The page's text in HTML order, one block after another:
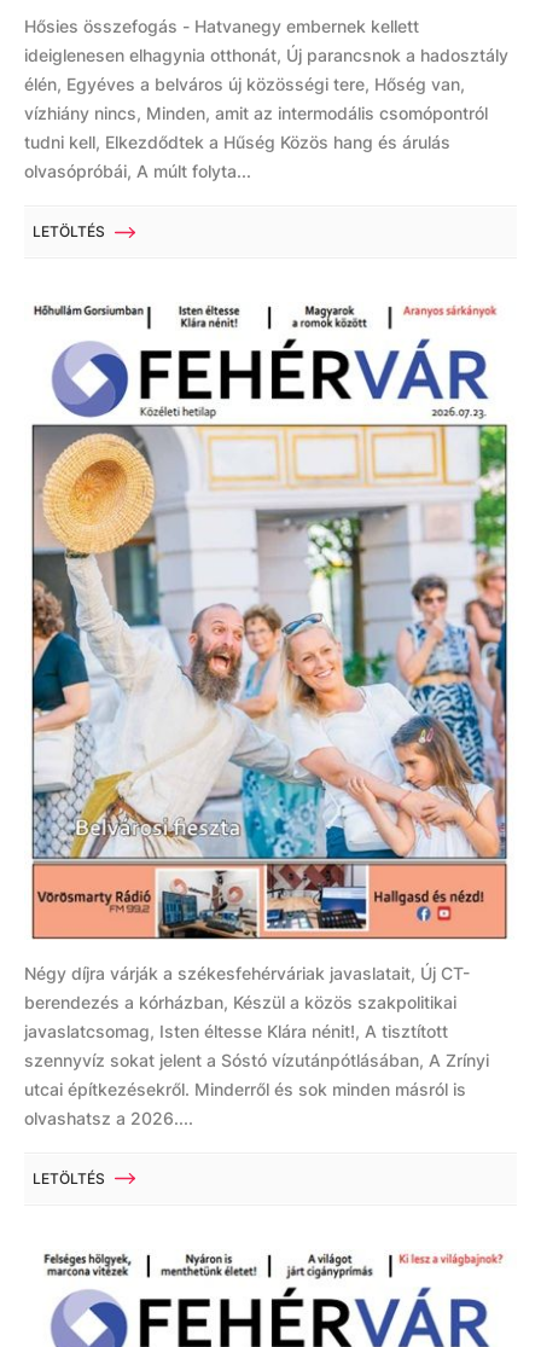
Hősies összefogás - Hatvanegy embernek kellett
ideiglenesen elhagynia otthonát, Új parancsnok a hadosztály
élén, Egyéves a belváros új közösségi tere, Hőség van,
vízhiány nincs, Minden, amit az intermodális csomópontról
tudni kell, Elkezdődtek a Hűség Közös hang és árulás
olvasópróbái, A múlt folyta...
LETÖLTÉS
Négy díjra várják a székesfehérváriak javaslatait, Új CT-
berendezés a kórházban, Készül a közös szakpolitikai
javaslatcsomag, Isten éltesse Klára nénit!, A tisztított
szennyvíz sokat jelent a Sóstó vízutánpótlásában, A Zrínyi
utcai építkezésekről. Minderről és sok minden másról is
olvashatsz a 2026....
LETÖLTÉS